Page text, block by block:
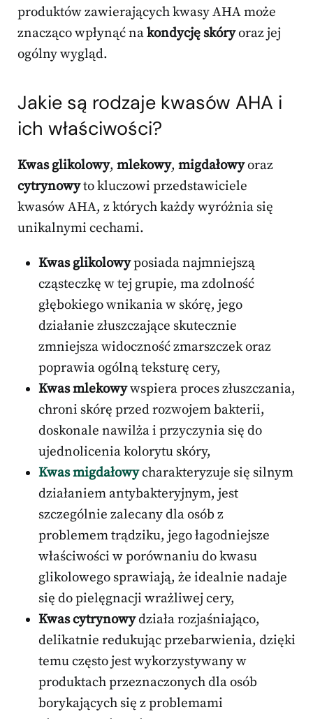
produktów zawierających kwasy AHA może
znacząco wpłynąć nakondycję skóryoraz jej
ogólny wygląd.
Jakie są rodzaje kwasów AHA i
ich właściwości?
Kwas glikolowy, mlekowy, migdałowyoraz
cytrynowyto kluczowi przedstawiciele
kwasów AHA, z których każdy wyróżnia się
unikalnymi cechami.
Kwas glikolowyposiada najmniejszą
cząsteczkę w tej grupie, ma zdolność
głębokiego wnikania w skórę, jego
działanie złuszczające skutecznie
zmniejsza widoczność zmarszczek oraz
poprawia ogólną teksturę cery,
Kwas mlekowywspiera proces złuszczania,
chroni skórę przed rozwojem bakterii,
doskonale nawilża i przyczynia się do
ujednolicenia kolorytu skóry,
Kwas migdałowycharakteryzuje się silnym
działaniem antybakteryjnym, jest
szczególnie zalecany dla osób z
problemem trądziku, jego łagodniejsze
właściwości w porównaniu do kwasu
glikolowego sprawiają, że idealnie nadaje
się do pielęgnacji wrażliwej cery,
Kwas cytrynowydziała rozjaśniająco,
delikatnie redukując przebarwienia, dzięki
temu często jest wykorzystywany w
produktach przeznaczonych dla osób
borykających się z problemami